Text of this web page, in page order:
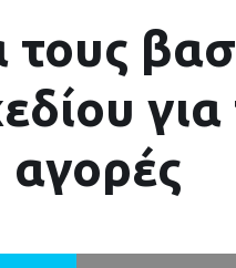
για
αγορές